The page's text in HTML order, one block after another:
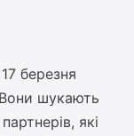
березня
Вони шукають
які